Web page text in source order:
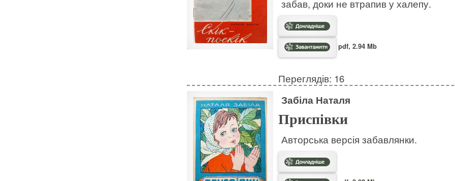
забав, доки не втрапив у халепу.
pdf, 2.94 Mb
Переглядів: 16
Забіла Наталя
Приспівки
Авторська версія забавлянки.